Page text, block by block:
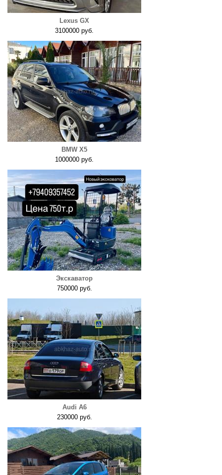
Lexus GX
3100000 руб.
BMW X5
1000000 руб.
Экскаватор
750000 руб.
Audi A6
230000 руб.